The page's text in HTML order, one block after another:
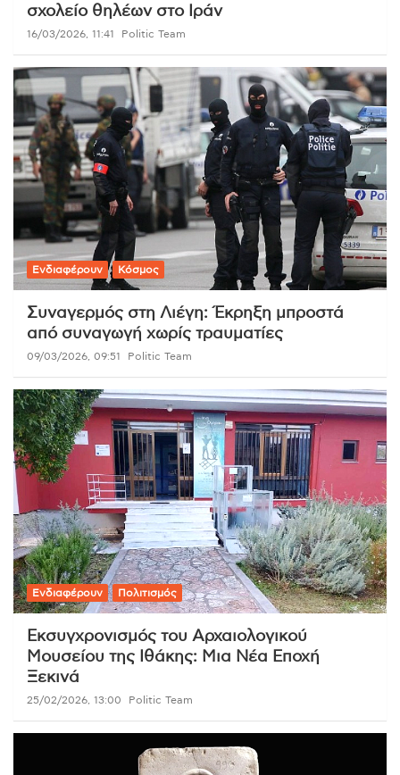
σχολείο θηλέων στο Ιράν
16/03/2026, 11:41 Politic Team
Ενδιαφέρουν Κόσμος
Συναγερμός στη Λιέγη: Έκρηξη μπροστά
από συναγωγή χωρίς τραυματίες
09/03/2026, 09:51 Politic Team
Ενδιαφέρουν Πολιτισμός
Εκσυγχρονισμός του Αρχαιολογικού
Μουσείου της Ιθάκης: Μια Νέα Εποχή
Ξεκινά
25/02/2026, 13:00 Politic Team